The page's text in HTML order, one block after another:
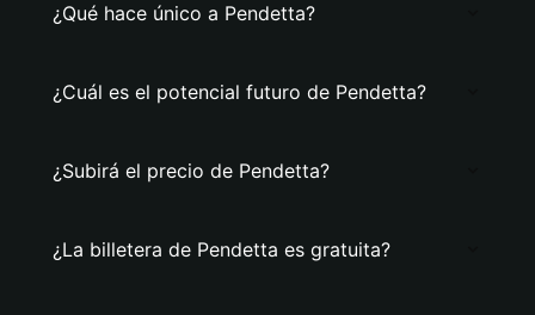
¿Qué hace único a Pendetta?
¿Cuál es el potencial futuro de Pendetta?
¿Subirá el precio de Pendetta?
¿La billetera de Pendetta es gratuita?